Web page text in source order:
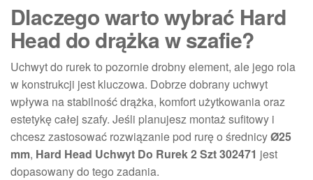
Dlaczego warto wybrać Hard
Head do drążka w szafie?
Uchwyt do rurek to pozornie drobny element, ale jego rola
w konstrukcji jest kluczowa. Dobrze dobrany uchwyt
wpływa na stabilność drążka, komfort użytkowania oraz
estetykę całej szafy. Jeśli planujesz montaż sufitowy i
chcesz zastosować rozwiązanie pod rurę o średnicyØ25
mm, Hard Head Uchwyt Do Rurek 2 Szt 302471 jest
dopasowany do tego zadania.